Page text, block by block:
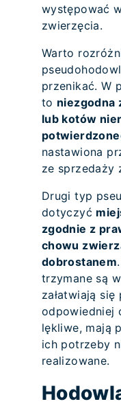
występować
zwierzęcia.
Warto
przenikać. W
to niezgodna
lub kotów
nastawiona
ze sprzedaży
Drugi typ
dotyczyć
zgodnie z
chowu
dobrostanem
trzymane są
załatwiają
odpowiedniej
lękliwe, mają
ich potrzeby
realizowane.